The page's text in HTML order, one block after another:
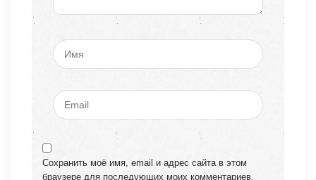
Сохранить моё имя, email и адрес сайта в этом
браузере для последующих моих комментариев.